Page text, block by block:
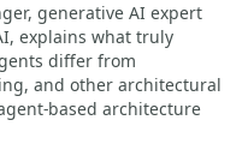
generative AI expert
explains what truly
differ from
and other architectural
based architecture